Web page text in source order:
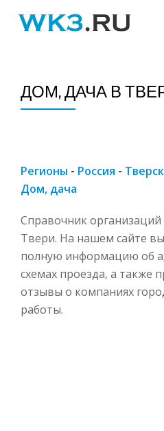
ДОМ, ДАЧА В
Регионы - Россия -
Дом, дача
Справочник
Твери. На нашем сайте
полную информацию об
схемах проезда, а также
отзывы о компаниях
работы.